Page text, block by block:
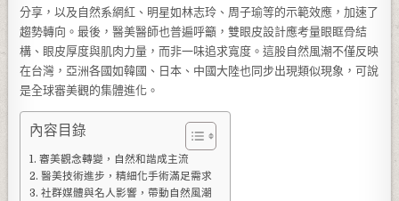
分享，以及自然系網紅、明星如林志玲、周子瑜等的示範效應，加速了
趨勢轉向。最後，醫美醫師也普遍呼籲，雙眼皮設計應考量眼眶骨結
構、眼皮厚度與肌肉力量，而非一味追求寬度。這股自然風潮不僅反映
在台灣，亞洲各國如韓國、日本、中國大陸也同步出現類似現象，可說
是全球審美觀的集體進化。
內容目錄
審美觀念轉變，自然和諧成主流
醫美技術進步，精細化手術滿足需求
社群媒體與名人影響，帶動自然風潮